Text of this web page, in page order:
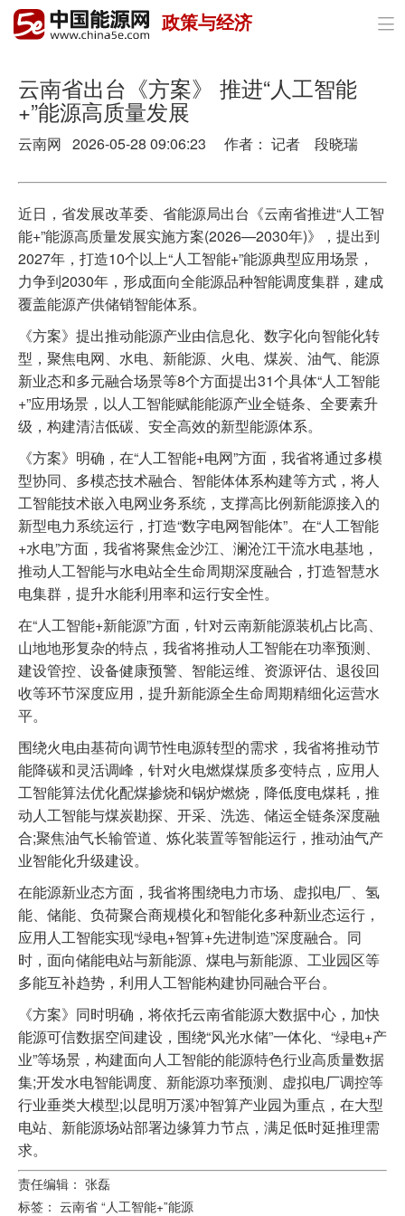
首页
政策与经济
油气
电力
新能源
节能环保
分布式能源
政策与经济 
云南省出台《方案》 推进“人工智能
+”能源高质量发展
云南网 2026-05-28 09:06:23 作者： 记者 段晓瑞
近日，省发展改革委、省能源局出台《云南省推进“人工智
能+”能源高质量发展实施方案(2026—2030年)》，提出到
2027年，打造10个以上“人工智能+”能源典型应用场景，
力争到2030年，形成面向全能源品种智能调度集群，建成
覆盖能源产供储销智能体系。
《方案》提出推动能源产业由信息化、数字化向智能化转
型，聚焦电网、水电、新能源、火电、煤炭、油气、能源
新业态和多元融合场景等8个方面提出31个具体“人工智能
+”应用场景，以人工智能赋能能源产业全链条、全要素升
级，构建清洁低碳、安全高效的新型能源体系。
《方案》明确，在“人工智能+电网”方面，我省将通过多模
型协同、多模态技术融合、智能体体系构建等方式，将人
工智能技术嵌入电网业务系统，支撑高比例新能源接入的
新型电力系统运行，打造“数字电网智能体”。在“人工智能
+水电”方面，我省将聚焦金沙江、澜沧江干流水电基地，
推动人工智能与水电站全生命周期深度融合，打造智慧水
电集群，提升水能利用率和运行安全性。
在“人工智能+新能源”方面，针对云南新能源装机占比高、
山地地形复杂的特点，我省将推动人工智能在功率预测、
建设管控、设备健康预警、智能运维、资源评估、退役回
收等环节深度应用，提升新能源全生命周期精细化运营水
平。
围绕火电由基荷向调节性电源转型的需求，我省将推动节
能降碳和灵活调峰，针对火电燃煤煤质多变特点，应用人
工智能算法优化配煤掺烧和锅炉燃烧，降低度电煤耗，推
动人工智能与煤炭勘探、开采、洗选、储运全链条深度融
合;聚焦油气长输管道、炼化装置等智能运行，推动油气产
业智能化升级建设。
在能源新业态方面，我省将围绕电力市场、虚拟电厂、氢
能、储能、负荷聚合商规模化和智能化多种新业态运行，
应用人工智能实现“绿电+智算+先进制造”深度融合。同
时，面向储能电站与新能源、煤电与新能源、工业园区等
多能互补趋势，利用人工智能构建协同融合平台。
《方案》同时明确，将依托云南省能源大数据中心，加快
能源可信数据空间建设，围绕“风光水储”一体化、“绿电+产
业”等场景，构建面向人工智能的能源特色行业高质量数据
集;开发水电智能调度、新能源功率预测、虚拟电厂调控等
行业垂类大模型;以昆明万溪冲智算产业园为重点，在大型
电站、新能源场站部署边缘算力节点，满足低时延推理需
求。
责任编辑： 张磊
标签： 云南省 “人工智能+”能源